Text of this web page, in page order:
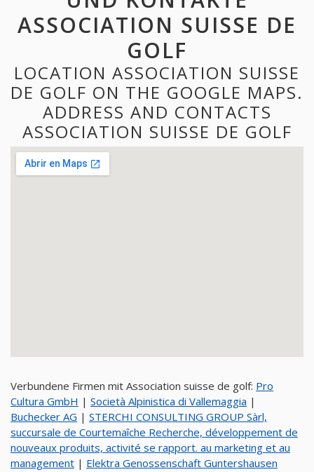
ASSOCIATION SUISSE DE
GOLF
LOCATION ASSOCIATION SUISSE
DE GOLF ON THE GOOGLE MAPS.
ADDRESS AND CONTACTS
ASSOCIATION SUISSE DE GOLF
Verbundene Firmen mit Association suisse de golf: Pro
Cultura GmbH | Società Alpinistica di Vallemaggia |
Buchecker AG | STERCHI CONSULTING GROUP Sàrl,
succursale de Courtemaîche Recherche, développement de
nouveaux produits, activité se rapport. au marketing et au
management | Elektra Genossenschaft Guntershausen